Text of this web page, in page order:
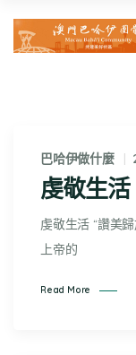
巴哈伊做什麼
虔敬生活
虔敬生活 “讚美
上帝的
Read More